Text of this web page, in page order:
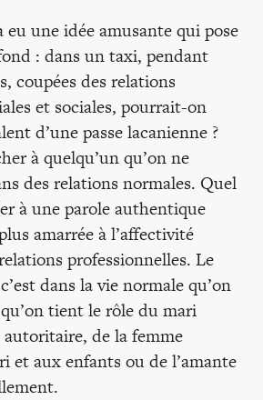
une idée amusante qui pose
: dans un taxi, pendant
coupées des relations
et sociales, pourrait-on
d’une passe lacanienne ?
à quelqu’un qu’on ne
des relations normales. Quel
à une parole authentique
amarrée à l’affectivité
professionnelles. Le
dans la vie normale qu’on
tient le rôle du mari
de la femme
et aux enfants ou de l’amante